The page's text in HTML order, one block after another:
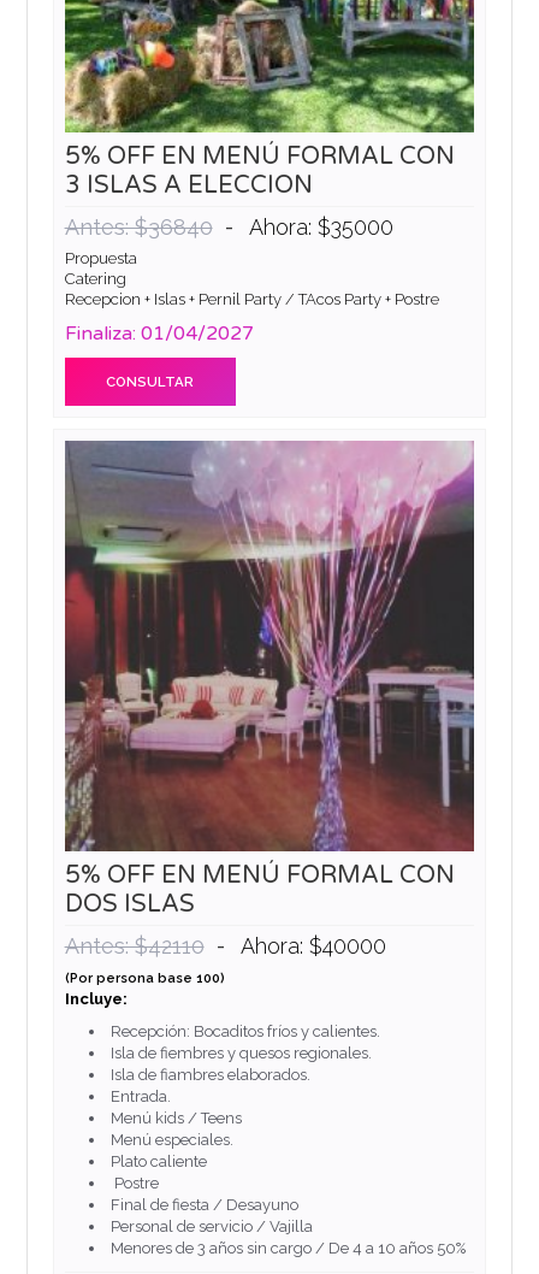
5% OFF EN MENÚ FORMAL CON
3 ISLAS A ELECCION
Antes: $36840 - Ahora: $35000
Propuesta
Catering
Recepcion + Islas + Pernil Party / TAcos Party + Postre
Finaliza: 01/04/2027
CONSULTAR
5% OFF EN MENÚ FORMAL CON
DOS ISLAS
Antes: $42110 - Ahora: $40000
(Por persona base 100)
Incluye:
Recepción: Bocaditos fríos y calientes.
Isla de fiembres y quesos regionales.
Isla de fiambres elaborados.
Entrada.
Menú kids / Teens
Menú especiales.
Plato caliente
Postre
Final de fiesta / Desayuno
Personal de servicio / Vajilla
Menores de 3 años sin cargo / De 4 a 10 años 50%